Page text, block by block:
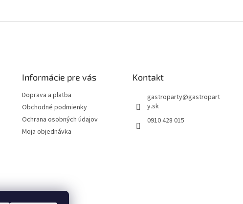
Informácie pre vás
Doprava a platba
Obchodné podmienky
Ochrana osobných údajov
Moja objednávka
Kontakt
gastroparty@gastropart
y.sk
0910 428 015